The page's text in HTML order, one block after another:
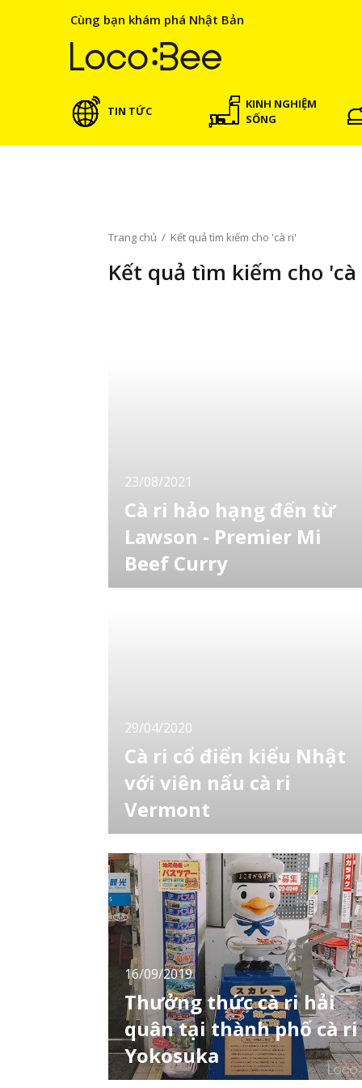
Cùng bạn khám phá Nhật Bản
TIN TỨC
KINH NGHIỆM
SỐNG
Trang chủ / Kết quả tìm kiếm cho 'cà ri'
Kết quả tìm kiếm cho
23/08/2021
Cà ri hảo hạng đến từ
Lawson - Premier Mi
Beef Curry
Cơm cà ri ban đầu được du nhập từ Anh vào
29/04/2020
Cà ri cổ điển kiểu Nhật
với viên nấu cà ri
Vermont
Văn hóa cà ri xuất hiện ở nhiều quốc gia trên
này có hơi "phức tạp" hơn một chút. Vốn dĩ
ban đầu người Nhật không có món cà ri
trong thực đơn ăn uống hàng ngày mà được
du nhập từ ẩm thực Hà Lan trong văn hóa
phương Tây. Kể từ đó món ăn này được phát
triển
16/09/2019
Thưởng thức cà ri hải
quân tại thành phố cà ri
Yokosuka
Yokosuka là thành phố cảng thuộc địa phận